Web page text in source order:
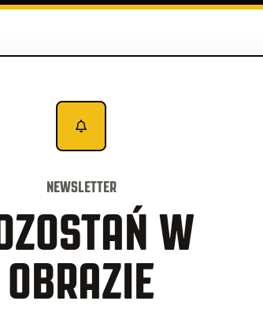
NEWSLETTER
W
OBRAZIE